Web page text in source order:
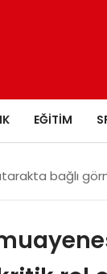
EĞITIM
bağlı